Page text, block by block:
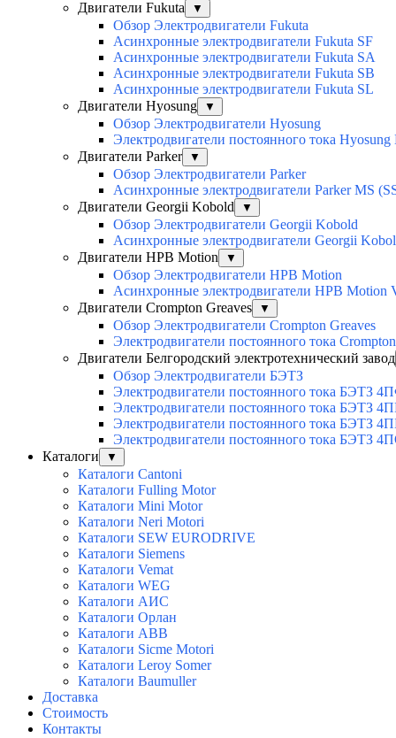
Двигатели Fukuta ▼
Обзор Электродвигатели Fukuta
Асинхронные электродвигатели Fukuta SF
Асинхронные электродвигатели Fukuta SA
Асинхронные электродвигатели Fukuta SB
Асинхронные электродвигатели Fukuta SL
Двигатели Hyosung
▼
Обзор Электродвигатели Hyosung
Электродвигатели постоянного тока
Двигатели Parker
▼
Обзор Электродвигатели Parker
Асинхронные электродвигатели Parker MS
Двигатели Georgii Kobold
▼
Обзор Электродвигатели Georgii Kobold
Асинхронные электродвигатели Georgii
Двигатели HPB Motion
▼
Обзор Электродвигатели HPB Motion
Асинхронные электродвигатели HPB Motion
Двигатели Crompton Greaves
▼
Обзор Электродвигатели Crompton Greaves
Электродвигатели постоянного тока
Двигатели Белгородский электротехнический завод
Обзор Электродвигатели БЭТЗ
Электродвигатели постоянного тока БЭТЗ
Электродвигатели постоянного тока БЭТЗ
Электродвигатели постоянного тока БЭТЗ
Электродвигатели постоянного тока БЭТЗ
Каталоги
▼
Каталоги Cantoni
Каталоги Fulling Motor
Каталоги Mini Motor
Каталоги Neri Motori
Каталоги SEW EURODRIVE
Каталоги Siemens
Каталоги Vemat
Каталоги WEG
Каталоги АИС
Каталоги Орлан
Каталоги ABB
Каталоги Sicme Motori
Каталоги Leroy Somer
Каталоги Baumuller
Доставка
Стоимость
Контакты